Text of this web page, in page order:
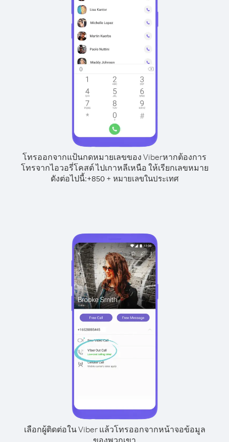
โทรออกจากแป้นกดหมายเลขของ Viberหากต้องการ
โทรจากไอวอรี่โคสต์ ไปเกาหลีเหนือ ให้เรียกเลขหมาย
ดังต่อไปนี้:+850+ หมายเลขในประเทศ
เลือกผู้ติดต่อใน Viber แล้วโทรออกจากหน้าจอข้อมูล
ของพวกเขา